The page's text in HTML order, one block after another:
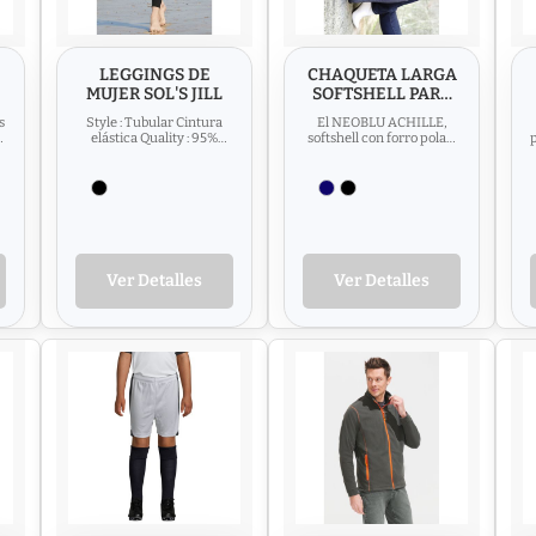
LEGGINGS DE
MUJER SOL'S JILL
Style : Tubular Cintura
elástica Quality : 95%
Ver Detalles
CHAQUETA LARGA
SOFTSHELL PARA
MUJER NEOBLU
ACHILLE WOMEN
El NEOBLU ACHILLE,
softshell con forro polar,
Ver Detalles